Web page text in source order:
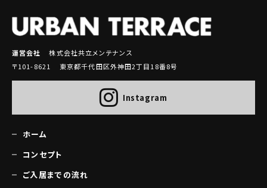
運営会社
株式会社共立メンテナンス
〒101-8621 東京都千代田区外神田2丁目18番8号
Instagram
ホーム
コンセプト
ご入居までの流れ